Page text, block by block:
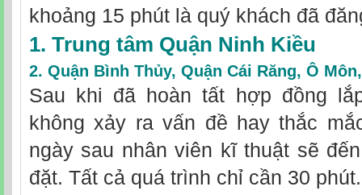
khoảng 15 phút là quý khách đã
1. Trung tâm Quận Ninh Kiều
2. Quận Bình Thủy, Quận Cái Răng, Ô Môn
Sau khi đã hoàn tất hợp đồng
không xảy ra vấn đề hay thắc
ngày sau nhân viên kĩ thuật sẽ
đặt. Tất cả quá trình chỉ cần 30 phút.